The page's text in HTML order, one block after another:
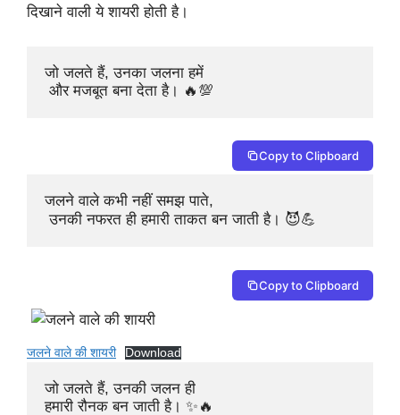
दिखाने वाली ये शायरी होती है।
जो जलते हैं, उनका जलना हमें
और मजबूत बना देता है। 🔥💯
Copy to Clipboard
जलने वाले कभी नहीं समझ पाते,
उनकी नफरत ही हमारी ताकत बन जाती है। 😈💪
Copy to Clipboard
जलने वाले की शायरी Download
जो जलते हैं, उनकी जलन ही
हमारी रौनक बन जाती है। ✨🔥